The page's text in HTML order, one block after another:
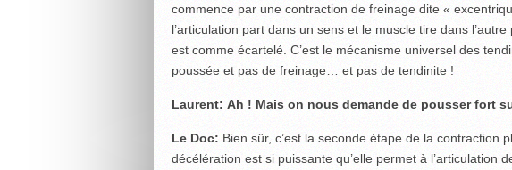
commence par une contraction de freinage dite «
l’articulation part dans un sens et le muscle tire dans
est comme écartelé. C’est le mécanisme universel des
poussée et pas de freinage… et pas de tendinite !
Laurent: Ah ! Mais on nous demande de pousser fort
Le Doc: Bien sûr, c’est la seconde étape de la contraction
décélération est si puissante qu’elle permet à l’articulation